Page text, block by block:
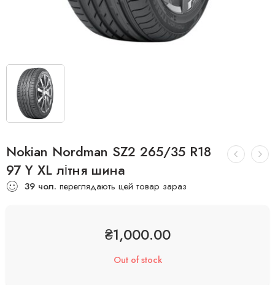
Nokian Nordman SZ2 265/35 R18
97 Y XL літня шина
39 чол. переглядають цей товар зараз
₴1,000.00
Out of stock